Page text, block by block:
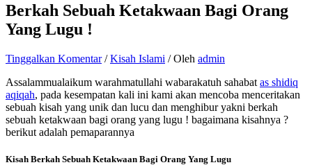
Berkah Sebuah Ketakwaan Bagi Orang
Yang Lugu !
Tinggalkan Komentar /Kisah Islami / Oleh admin
Assalammualaikum warahmatullahi wabarakatuh sahabat as shidiq
aqiqah, pada kesempatan kali ini kami akan mencoba menceritakan
sebuah kisah yang unik dan lucu dan menghibur yakni berkah
sebuah ketakwaan bagi orang yang lugu ! bagaimana kisahnya ?
berikut adalah pemaparannya
Kisah Berkah Sebuah Ketakwaan Bagi Orang Yang Lugu